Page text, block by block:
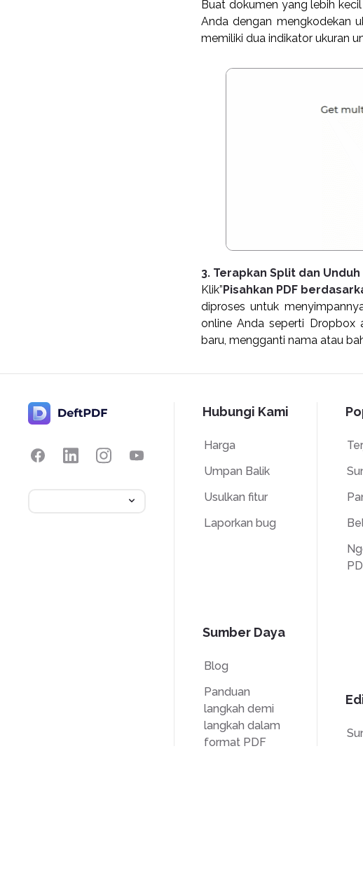
Buat dokumen yang lebih
Anda dengan mengkodekan
memiliki dua indikator ukuran
3. Terapkan Split dan Unduh
Klik”Pisahkan PDF
diproses untuk
online Anda seperti Dropbox
baru, mengganti nama atau
Hubungi Kami
Harga
Umpan Balik
Usulkan fitur
Laporkan bug
Sumber Daya
Blog
Panduan
langkah demi
langkah dalam
format PDF